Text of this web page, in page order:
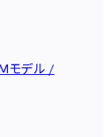
モデル /